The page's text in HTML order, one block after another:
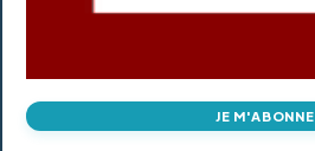
JE M'ABONNE